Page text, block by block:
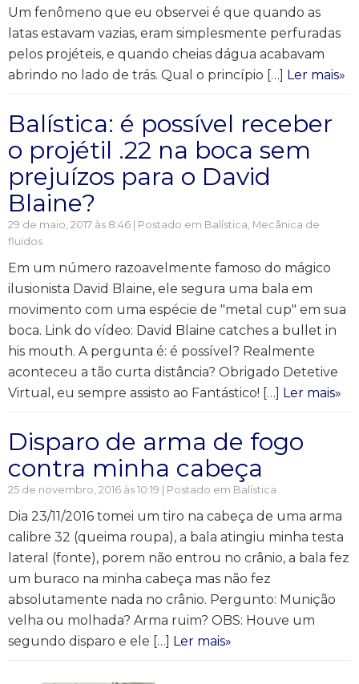
Um fenômeno que eu observei é que quando as
latas estavam vazias, eram simplesmente perfuradas
pelos projéteis, e quando cheias dágua acabavam
abrindo no lado de trás. Qual o princípio […] Ler mais»
Balística: é possível receber
o projétil .22 na boca sem
prejuízos para o David
Blaine?
29 de maio, 2017 às 8:46 | Postado em Balística, Mecânica de
fluidos
Em um número razoavelmente famoso do mágico
ilusionista David Blaine, ele segura uma bala em
movimento com uma espécie de "metal cup" em sua
boca. Link do vídeo: David Blaine catches a bullet in
his mouth. A pergunta é: é possível? Realmente
aconteceu a tão curta distância? Obrigado Detetive
Virtual, eu sempre assisto ao Fantástico! […] Ler mais»
Disparo de arma de fogo
contra minha cabeça
25 de novembro, 2016 às 10:19 | Postado em Balística
Dia 23/11/2016 tomei um tiro na cabeça de uma arma
calibre 32 (queima roupa), a bala atingiu minha testa
lateral (fonte), porem não entrou no crânio, a bala fez
um buraco na minha cabeça mas não fez
absolutamente nada no crânio. Pergunto: Munição
velha ou molhada? Arma ruim? OBS: Houve um
segundo disparo e ele […] Ler mais»